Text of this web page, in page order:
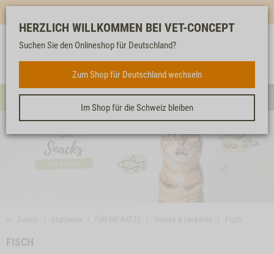
Anmelden
Unser
FÜR DIE KATZE
HERZLICH WILLKOMMEN BEI VET-CONCEPT
Suchen Sie den Onlineshop für Deutschland?
Zum Shop für Deutschland wechseln
Im Shop für die Schweiz bleiben
FISCH